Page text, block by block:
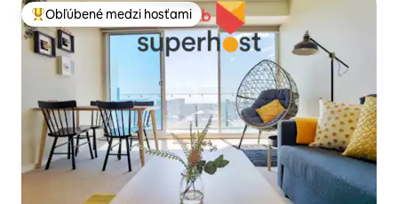
Najobľúbenejšie medzi hosťami
Obľúbené medzi hosťami